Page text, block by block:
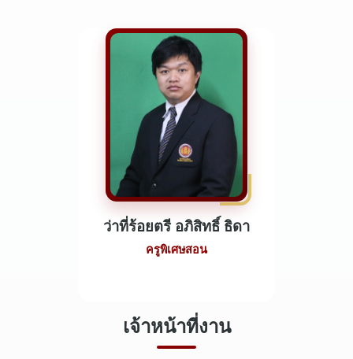
ว่าที่ร้อยตรี อภิสิทธิ์ ธิดา
ครูพิเศษสอน
เจ้าหน้าที่งาน